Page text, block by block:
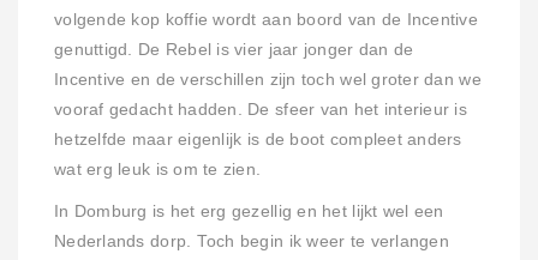
volgende kop koffie wordt aan boord van de Incentive
genuttigd. De Rebel is vier jaar jonger dan de
Incentive en de verschillen zijn toch wel groter dan we
vooraf gedacht hadden. De sfeer van het interieur is
hetzelfde maar eigenlijk is de boot compleet anders
wat erg leuk is om te zien.
In Domburg is het erg gezellig en het lijkt wel een
Nederlands dorp. Toch begin ik weer te verlangen